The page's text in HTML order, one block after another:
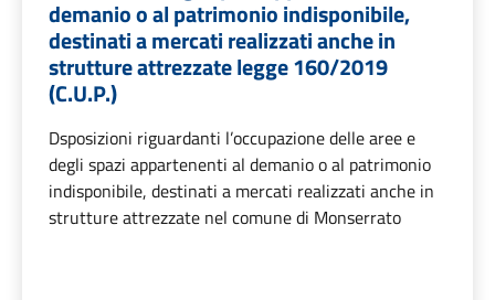
demanio o al patrimonio indisponibile,
destinati a mercati realizzati anche in
strutture attrezzate legge 160/2019
(C.U.P.)
Dsposizioni riguardanti l’occupazione delle aree e
degli spazi appartenenti al demanio o al patrimonio
indisponibile, destinati a mercati realizzati anche in
strutture attrezzate nel comune di Monserrato